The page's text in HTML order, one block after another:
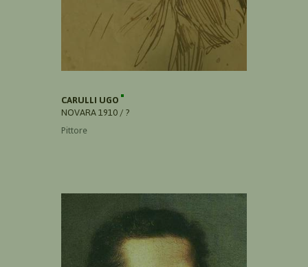
CARULLI UGO
NOVARA 1910 / ?
Pittore